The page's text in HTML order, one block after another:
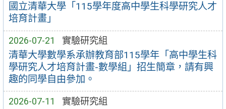
國立清華大學「115學年度高中學生科學研究人才
培育計畫」
2026-07-21 實驗研究組
清華大學數學系承辦教育部115學年「高中學生科
學研究人才培育計畫-數學組」招生簡章，請有興
趣的同學自由參加。
2026-07-11 實驗研究組